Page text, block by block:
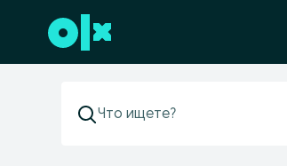
Перейти к нижнему колонтитулу